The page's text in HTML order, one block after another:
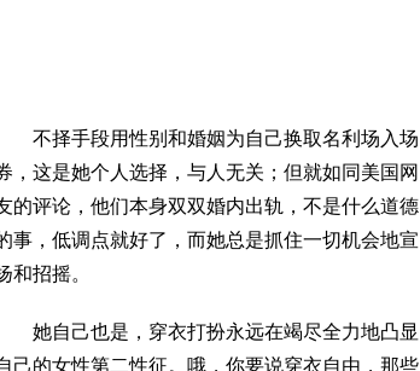
不择手段用性别和婚姻为自己换取名利场入场
，这是她个人选择，与人无关；但就如同美国网
的评论，他们本身双双婚内出轨，不是什么道德
事，低调点就好了，而她总是抓住一切机会地宣
和招摇。
她自己也是，穿衣打扮永远在竭尽全力地凸显
己的女性第二性征。哦，你要说穿衣自由，那些